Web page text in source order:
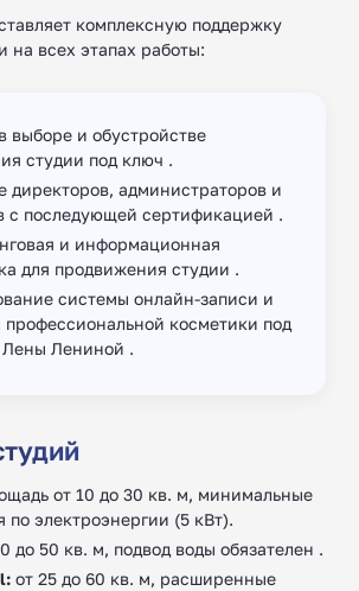
комплексную поддержку
на всех этапах работы:
выборе и обустройстве
студии под ключ .
директоров, администраторов и
с последующей сертификацией .
и информационная
для продвижения студии .
системы онлайн-записи и
профессиональной косметики под
Лениной .
от 10 до 30 кв. м, минимальные
по электроэнергии (5 кВт).
до 50 кв. м, подвод воды обязателен .
от 25 до 60 кв. м, расширенные